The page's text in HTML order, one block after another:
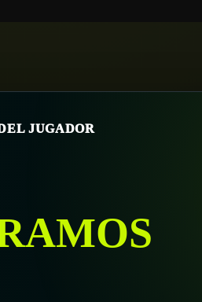
JUGADOR